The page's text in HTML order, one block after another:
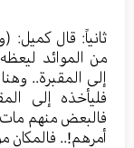
ثانياً: قال كميل:
من الموائد
إلى المقبرة..
فليأخذه إلى
فالبعض منهم مات
أمرهم!.. فالمكان